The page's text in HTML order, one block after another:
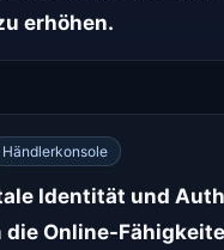
erhöhen.
Händlerkonsole
Identität und
Online-